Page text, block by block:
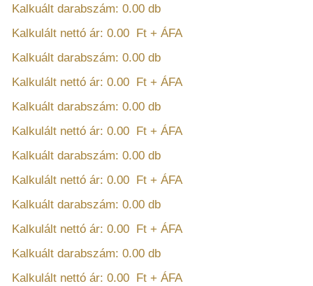
Kalkuált darabszám: 0.00 db
Kalkulált nettó ár: 0.00 Ft + ÁFA
Kalkuált darabszám: 0.00 db
Kalkulált nettó ár: 0.00 Ft + ÁFA
Kalkuált darabszám: 0.00 db
Kalkulált nettó ár: 0.00 Ft + ÁFA
Kalkuált darabszám: 0.00 db
Kalkulált nettó ár: 0.00 Ft + ÁFA
Kalkuált darabszám: 0.00 db
Kalkulált nettó ár: 0.00 Ft + ÁFA
Kalkuált darabszám: 0.00 db
Kalkulált nettó ár: 0.00 Ft + ÁFA